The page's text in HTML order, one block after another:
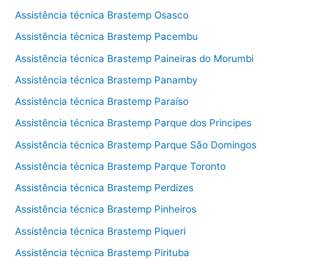
Assistência técnica Brastemp Osasco
Assistência técnica Brastemp Pacembu
Assistência técnica Brastemp Paineiras do Morumbi
Assistência técnica Brastemp Panamby
Assistência técnica Brastemp Paraíso
Assistência técnica Brastemp Parque dos Principes
Assistência técnica Brastemp Parque São Domingos
Assistência técnica Brastemp Parque Toronto
Assistência técnica Brastemp Perdizes
Assistência técnica Brastemp Pinheiros
Assistência técnica Brastemp Piqueri
Assistência técnica Brastemp Pirituba